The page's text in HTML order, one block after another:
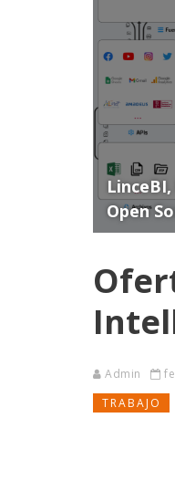
Open
Admin
TRABAJO